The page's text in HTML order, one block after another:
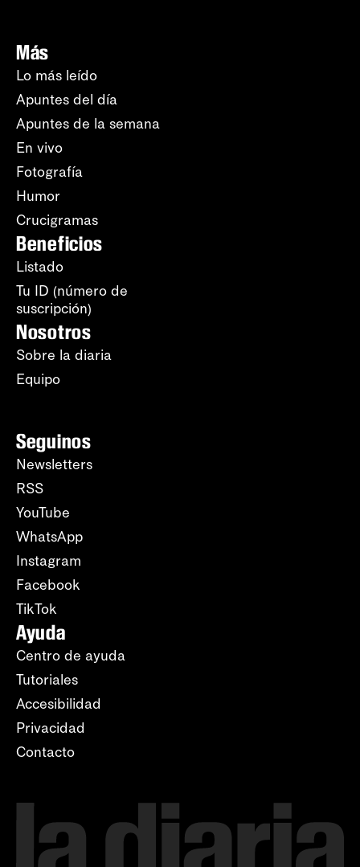
Más
Lo más leído
Apuntes del día
Apuntes de la semana
En vivo
Fotografía
Humor
Crucigramas
Beneficios
Listado
Tu ID (número de
suscripción)
Nosotros
Sobre la diaria
Equipo
Seguinos
Newsletters
RSS
YouTube
WhatsApp
Instagram
Facebook
TikTok
Ayuda
Centro de ayuda
Tutoriales
Accesibilidad
Privacidad
Contacto